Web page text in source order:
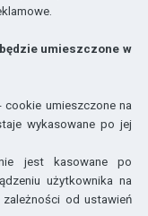
umieszczone w
cookie umieszczone na
wykasowane po jej
jest kasowane po
użytkownika na
od ustawień